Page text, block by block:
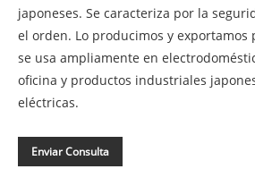
japoneses. Se caracteriza por la
el orden. Lo producimos y exportamos
se usa ampliamente en
oficina y productos industriales
eléctricas.
Enviar Consulta